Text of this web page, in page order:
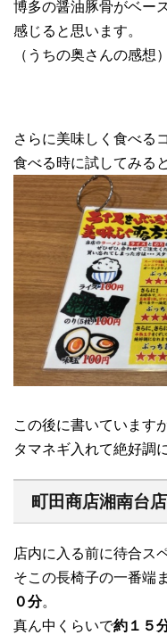
博多の醤油豚骨がベー
感じると思います。
（うちの奥さんの感想）
さらに美味しく食べる
食べる時に試してみる
この後に書いていますが
タマネギ入れて絶好調
町田商店湘南台
店内に入る前に待合ス
そこの長椅子の一番端
０分。
真ん中くらいで約１５